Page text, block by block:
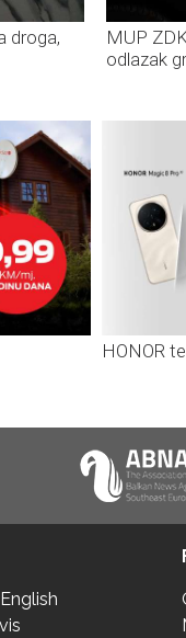
droga,
MUP
odlazak
HONOR